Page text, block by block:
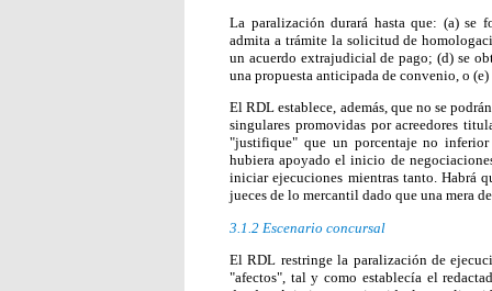
La paralización durará hasta que: (a) se
admita a trámite la solicitud de
un acuerdo extrajudicial de pago; (d) se
una propuesta anticipada de convenio, o (e)
El RDL establece, además, que no se
singulares promovidas por acreedores
"justifique" que un porcentaje no
hubiera apoyado el inicio de
iniciar ejecuciones mientras tanto. Habrá
jueces de lo mercantil dado que una mera
3.1.2 Escenario concursal
El RDL restringe la paralización de
"afectos", tal y como establecía el